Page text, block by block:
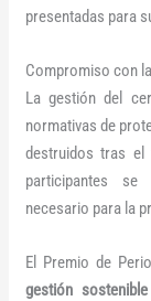
presentadas para
Compromiso con
La gestión del
normativas de
destruidos tras
participantes se
necesario para la
El Premio de
gestión